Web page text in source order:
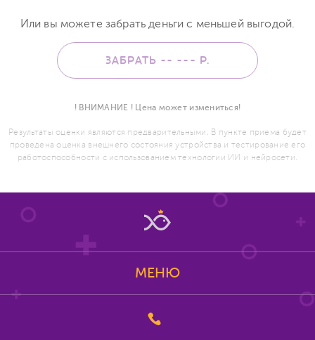
Или вы можете забрать деньги с меньшей выгодой.
ЗАБРАТЬ -- --- Р.
! ВНИМАНИЕ ! Цена может измениться!
Результаты оценки являются предварительными. В пункте приема будет
проведена оценка внешнего состояния устройства и тестирование его
работоспособности с использованием технологии ИИ и нейросети.
МЕНЮ